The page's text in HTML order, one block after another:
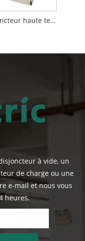
Disjoncteur haute tension
à vide, un
de charge ou une
e-mail et nous vous
heures.